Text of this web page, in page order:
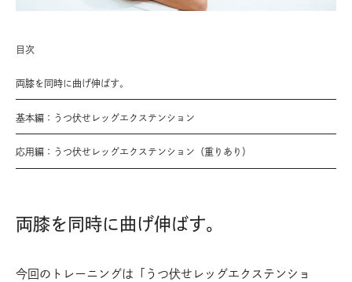
目次
両膝を同時に曲げ伸ばす。
基本編：うつ伏せレッグエクステンション
応用編：うつ伏せレッグエクステンション（重りあり）
両膝を同時に曲げ伸ばす。
今回のトレーニングは「うつ伏せレッグエクステンショ